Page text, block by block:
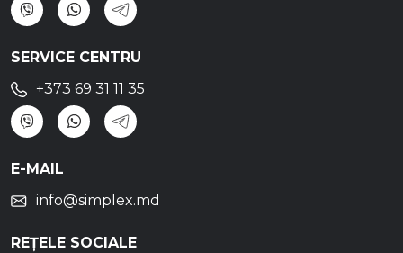
SERVICE CENTRU
+373 69 31 11 35
E-MAIL
info@simplex.md
REȚELE SOCIALE